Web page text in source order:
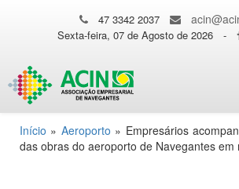
47 3342 2037
Sexta-feira, 07 de Agosto de 2026 -
Início » Aeroporto » Empresários
das obras do aeroporto de Navegantes em